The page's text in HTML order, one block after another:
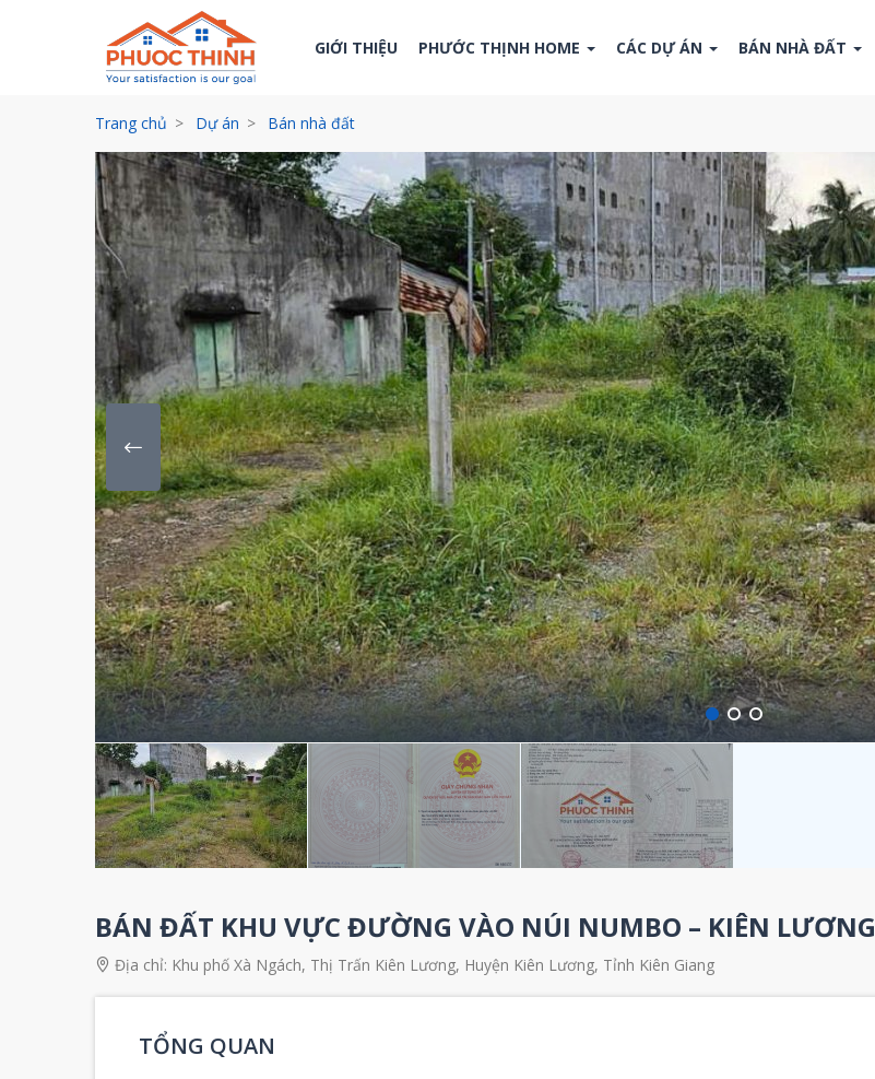
GIỚI THIỆU PHƯỚC THỊNH HOME CÁC DỰ ÁN BÁN NHÀ ĐẤT
Trang chủ Dự án Bán nhà đất
BÁN ĐẤT KHU VỰC ĐƯỜNG VÀO NÚI NUMBO – KIÊN LƯƠNG
Địa chỉ: Khu phố Xà Ngách, Thị Trấn Kiên Lương, Huyện Kiên Lương, Tỉnh Kiên Giang
TỔNG QUAN